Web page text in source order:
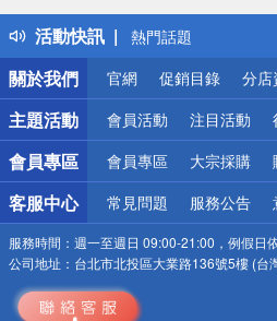
活動快訊
得獎公告
熱門話題
銀行優惠
偏遠地區配送
詐騙網頁！請小心！
關於我們
官網 促銷目錄 分店
主題活動 會員活動 注目活動
會員專區 會員專區 大宗採購
客服中心 常見問題 服務公告
服務時間： 週一至週日 09:00-21:00，例假日
公司地址： 台北市北投區大業路136號5樓 (台